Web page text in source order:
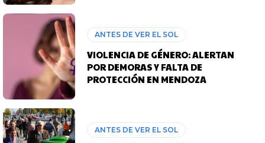
ANTES DE VER EL SOL
VIOLENCIA DE GÉNERO: ALERTAN
POR DEMORAS Y FALTA DE
PROTECCIÓN EN MENDOZA
ANTES DE VER EL SOL